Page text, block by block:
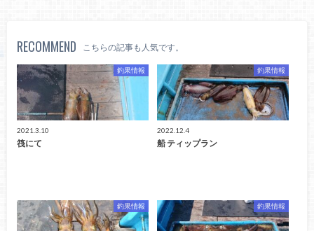
RECOMMEND こちらの記事も人気です。
釣果情報
2021.3.10
筏にて
釣果情報
2022.12.4
船 ティップラン
釣果情報 釣果情報